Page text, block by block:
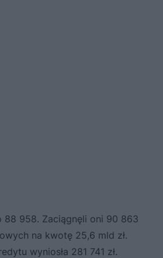
88 958. Zaciągnęli oni 90 863
na kwotę 25,6 mld zł.
wyniosła 281 741 zł.